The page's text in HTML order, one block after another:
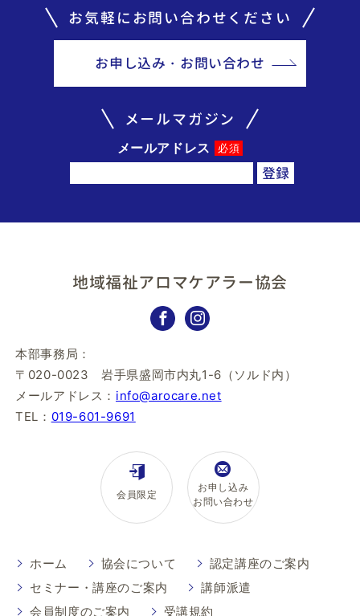
お気軽にお問い合わせください
お申し込み・お問い合わせ
メールマガジン
メールアドレス 必須
地域福祉アロマケアラー協会
本部事務局：
〒020-0023 岩手県盛岡市内丸1-6（ソルド内）
メールアドレス： info@arocare.net
TEL： 019-601-9691
会員限定
お申し込み
お問い合わせ
ホーム 協会について
認定講座のご案内
セミナー・講座のご案内
講師派遣
会員制度のご案内
受講規約